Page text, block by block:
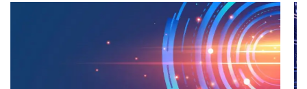
FACEBOOK
INSTAGRAM
YOUTUBE